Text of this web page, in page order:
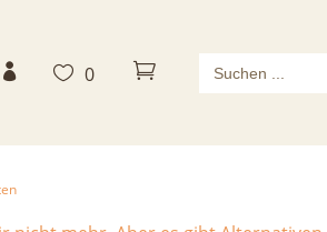
  0  Search
for: